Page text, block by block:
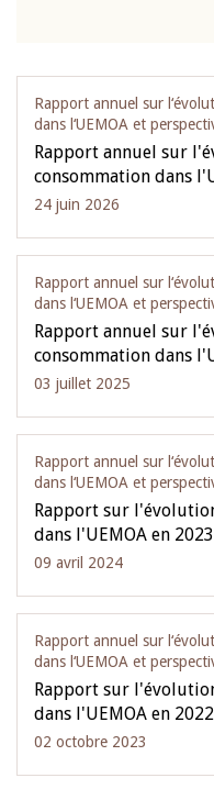
Rapport annuel sur
dans l‘UEMOA et
Rapport annuel sur
consommation dans
24 juin 2026
Rapport annuel sur
dans l‘UEMOA et
Rapport annuel sur
consommation dans
03 juillet 2025
Rapport annuel sur
dans l‘UEMOA et
Rapport sur
dans l'UEMOA en
09 avril 2024
Rapport annuel sur
dans l‘UEMOA et
Rapport sur
dans l'UEMOA en
02 octobre 2023